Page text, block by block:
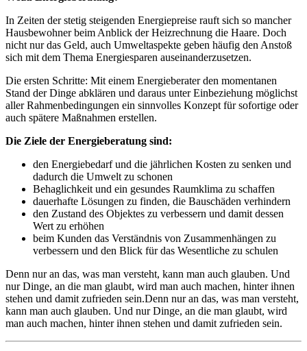
In Zeiten der stetig steigenden Energiepreise rauft sich so mancher
Hausbewohner beim Anblick der Heizrechnung die Haare. Doch
nicht nur das Geld, auch Umweltaspekte geben häufig den Anstoß
sich mit dem Thema Energiesparen auseinanderzusetzen.
Die ersten Schritte: Mit einem Energieberater den momentanen
Stand der Dinge abklären und daraus unter Einbeziehung möglichst
aller Rahmenbedingungen ein sinnvolles Konzept für sofortige oder
auch spätere Maßnahmen erstellen.
Die Ziele der Energieberatung sind:
den Energiebedarf und die jährlichen Kosten zu senken und
dadurch die Umwelt zu schonen
Behaglichkeit und ein gesundes Raumklima zu schaffen
dauerhafte Lösungen zu finden, die Bauschäden verhindern
den Zustand des Objektes zu verbessern und damit dessen
Wert zu erhöhen
beim Kunden das Verständnis von Zusammenhängen zu
verbessern und den Blick für das Wesentliche zu schulen
Denn nur an das, was man versteht, kann man auch glauben. Und
nur Dinge, an die man glaubt, wird man auch machen, hinter ihnen
stehen und damit zufrieden sein.Denn nur an das, was man versteht,
kann man auch glauben. Und nur Dinge, an die man glaubt, wird
man auch machen, hinter ihnen stehen und damit zufrieden sein.